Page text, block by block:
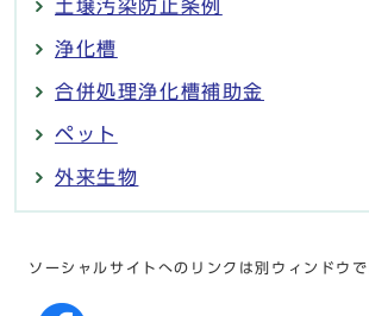
土壌汚染防止条例
浄化槽
合併処理浄化槽補助金
ペット
外来生物
ソーシャルサイトへのリンクは別ウィンドウで